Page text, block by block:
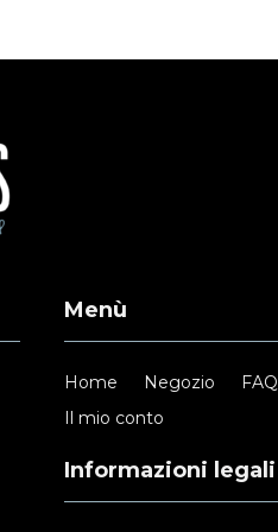
Menù
Home Negozio FAQ
Il mio conto
Informazioni legali